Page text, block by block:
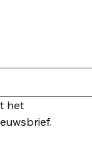
het